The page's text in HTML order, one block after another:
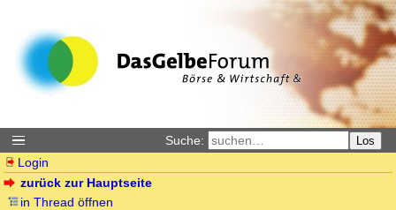
Suche: Los
Login
zurück zur Hauptseite
in Thread öffnen